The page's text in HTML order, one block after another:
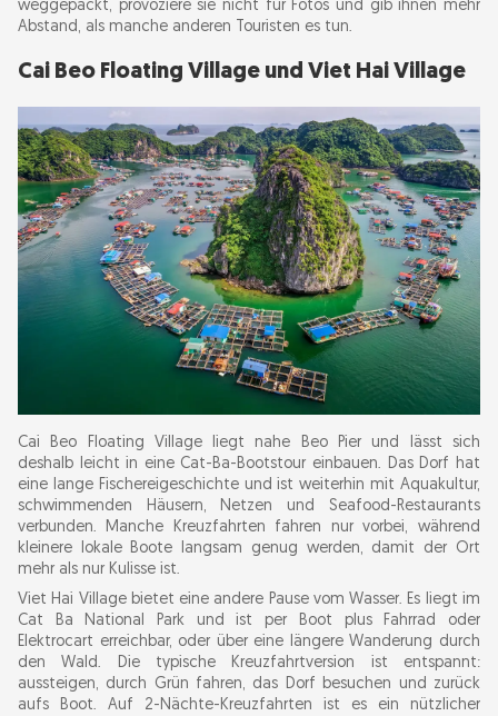
weggepackt, provoziere sie nicht für Fotos und gib ihnen mehr
Abstand, als manche anderen Touristen es tun.
Cai Beo Floating Village und Viet Hai Village
Cai Beo Floating Village liegt nahe Beo Pier und lässt sich
deshalb leicht in eine Cat-Ba-Bootstour einbauen. Das Dorf hat
eine lange Fischereigeschichte und ist weiterhin mit Aquakultur,
schwimmenden Häusern, Netzen und Seafood-Restaurants
verbunden. Manche Kreuzfahrten fahren nur vorbei, während
kleinere lokale Boote langsam genug werden, damit der Ort
mehr als nur Kulisse ist.
Viet Hai Village bietet eine andere Pause vom Wasser. Es liegt im
Cat Ba National Park und ist per Boot plus Fahrrad oder
Elektrocart erreichbar, oder über eine längere Wanderung durch
den Wald. Die typische Kreuzfahrtversion ist entspannt:
aussteigen, durch Grün fahren, das Dorf besuchen und zurück
aufs Boot. Auf 2-Nächte-Kreuzfahrten ist es ein nützlicher